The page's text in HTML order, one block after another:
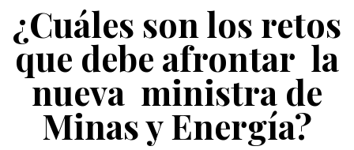
¿Cuáles son los retos
que debe afrontar la
nueva ministra de
Minas y Energía?